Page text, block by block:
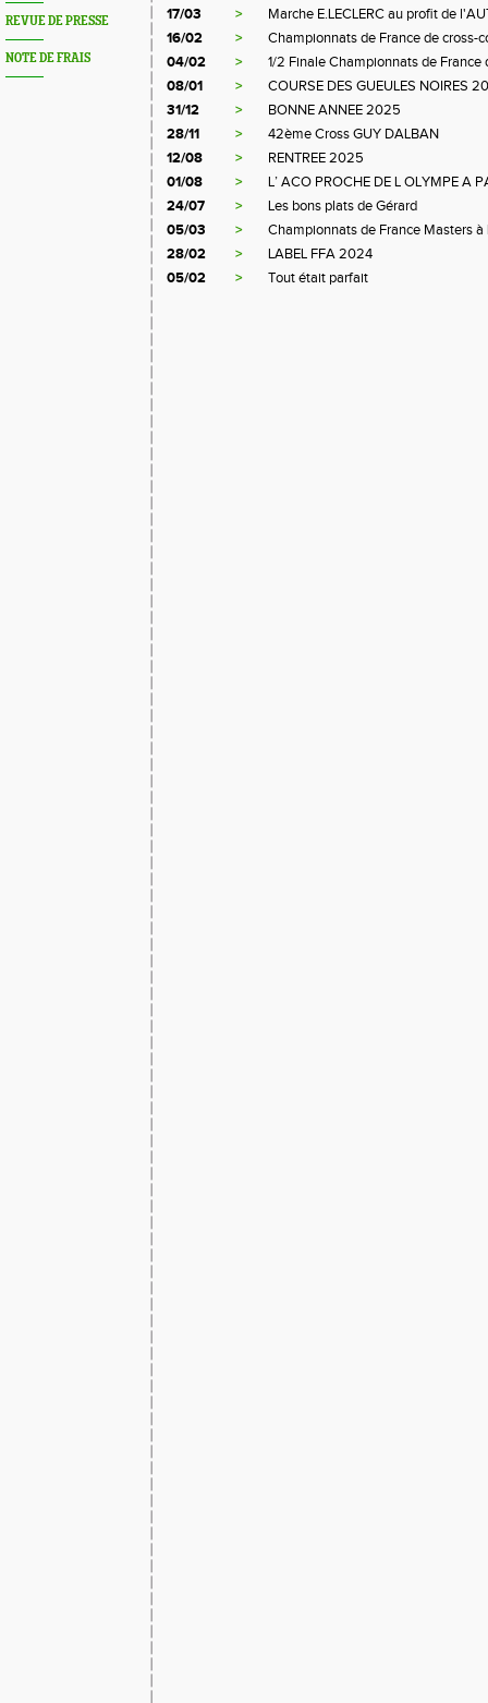
REVUE DE PRESSE
NOTE DE FRAIS
17/03
>
Marche E.LECLERC au profit de
16/02
>
Championnats de France de cross-
04/02
>
1/2 Finale Championnats de France
08/01
>
COURSE DES GUEULES NOIRES
31/12
>
BONNE ANNEE 2025
28/11
>
42ème Cross GUY DALBAN
12/08
>
RENTREE 2025
01/08
>
L’ ACO PROCHE DE L OLYMPE A
24/07
>
Les bons plats de Gérard
05/03
>
Championnats de France Masters
28/02
>
LABEL FFA 2024
05/02
> Tout était parfait